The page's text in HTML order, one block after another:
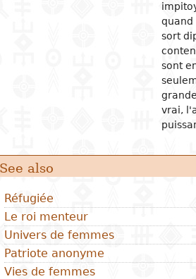
quand
sort
sont
vrai,
See also
Réfugiée
Le roi menteur
Univers de femmes
Patriote anonyme
Vies de femmes
Sociology
Economy
OHADA law
Bank right
Insurance law
Intellectual
Land and